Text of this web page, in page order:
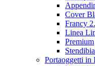
Cover
Francy
Linea
Premium
Portaoggetti in